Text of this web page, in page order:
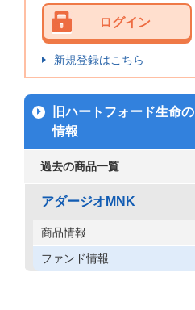
ログイン
新規登録はこちら
旧ハートフォード生命の
情報
過去の商品一覧
アダージオMNK
商品情報
ファンド情報